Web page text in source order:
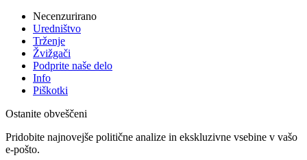
Necenzurirano
Uredništvo
Trženje
Žvižgači
Podprite naše delo
Info
Piškotki
Ostanite obveščeni
Pridobite najnovejše politične analize in ekskluzivne vsebine v vašo
e-pošto.